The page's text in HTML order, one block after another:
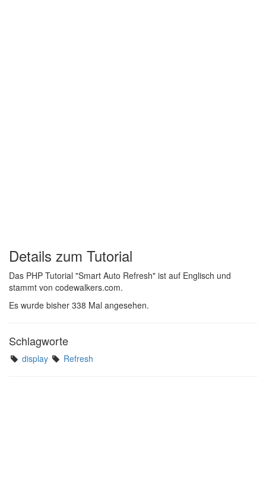
Details zum Tutorial
Das PHP Tutorial "Smart Auto Refresh" ist auf Englisch und
stammt von codewalkers.com.
Es wurde bisher 338 Mal angesehen.
Schlagworte
display Refresh